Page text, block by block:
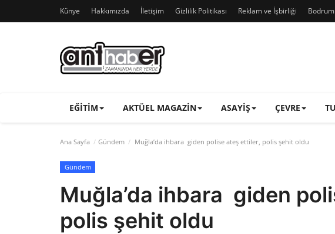
Künye Hakkımızda İletişim Gizlilik Politikası Reklam ve İşbirliği
EĞITIM AKTÜEL MAGAZIN ASAYIŞ ÇEVRE
Ana Sayfa Gündem Muğla’da ihbara giden polise ateş ettiler, polis şehit oldu
Gündem
Muğla’da ihbara giden
polis şehit oldu